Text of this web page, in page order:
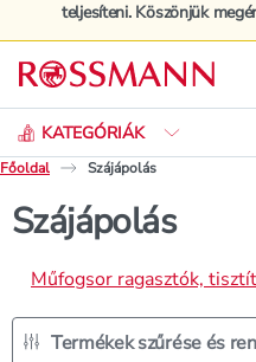
teljesíteni. Köszönjük
KATEGÓRIÁK
Keresés
Főoldal
Szájápolás
Szájápolás
Műfogsor ragasztók,
Termékek szűrése és